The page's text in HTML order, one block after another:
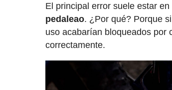
El principal error suele estar
pedaleao. ¿Por qué? Porque
uso acabarían bloqueados por
correctamente.